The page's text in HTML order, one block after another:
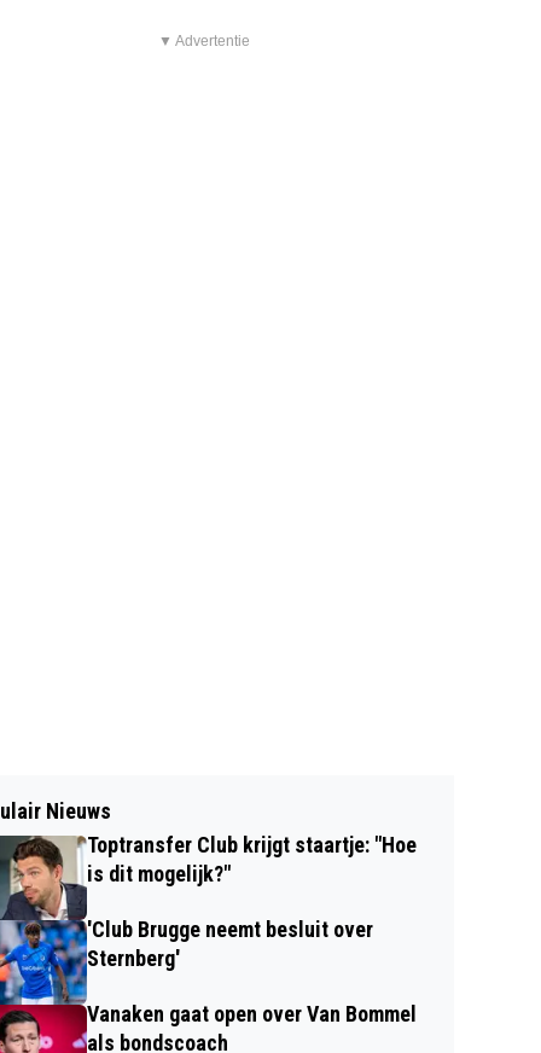
▼ Advertentie
Nieuws
Toptransfer Club krijgt staartje: "Hoe
is dit mogelijk?"
'Club Brugge neemt besluit over
Sternberg'
Vanaken gaat open over Van Bommel
als bondscoach